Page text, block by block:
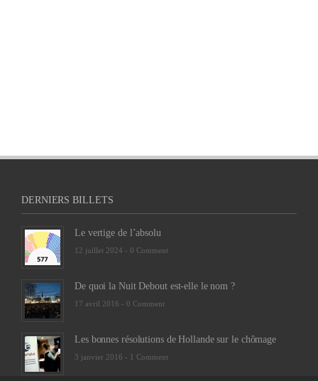
DERNIERS BILLETS
Le vertige de l’absolu
12 juillet 2024 - 0 Comment
De quoi la Nuit Debout est-elle le nom ?
17 avril 2016 - 0 Comment
Les bonnes résolutions de Hollande sur le chômage
3 janvier 2016 - 1 Comment